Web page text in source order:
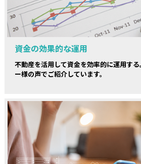
資金の効果的な運用
不動産を活用して資金を効率的に運用す
ー様の声でご紹介しています。